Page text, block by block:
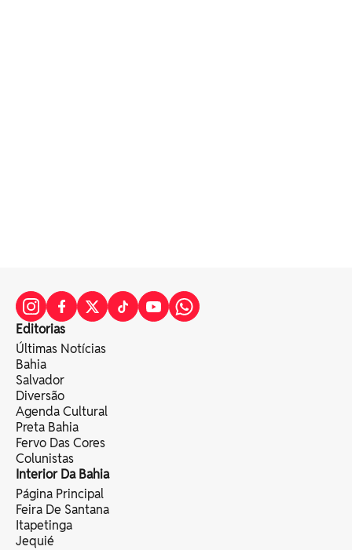
Editorias
Últimas Notícias
Bahia
Salvador
Diversão
Agenda Cultural
Preta Bahia
Fervo Das Cores
Colunistas
Interior Da Bahia
Página Principal
Feira De Santana
Itapetinga
Jequié